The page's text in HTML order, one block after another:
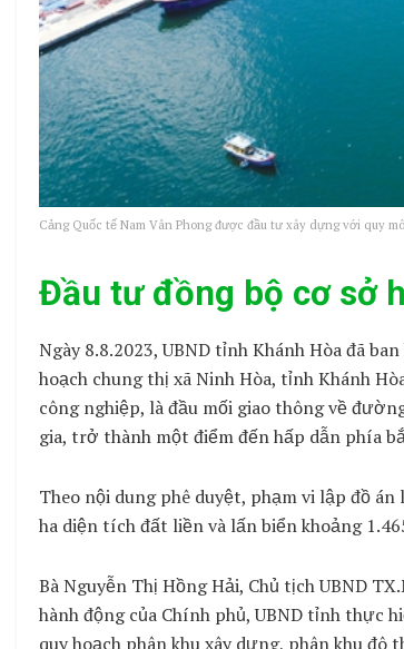
Cảng Quốc tế Nam Vân Phong được đầu tư xây dựng với quy
Đầu tư đồng bộ cơ sở
Ngày 8.8.2023, UBND tỉnh Khánh Hòa đã
hoạch chung thị xã Ninh Hòa, tỉnh Khánh
công nghiệp, là đầu mối giao thông về
gia, trở thành một điểm đến hấp dẫn phía
Theo nội dung phê duyệt, phạm vi lập đồ
ha diện tích đất liền và lấn biển khoảng
Bà Nguyễn Thị Hồng Hải, Chủ tịch UBND
hành động của Chính phủ, UBND tỉnh thực
quy hoạch phân khu xây dựng, phân khu